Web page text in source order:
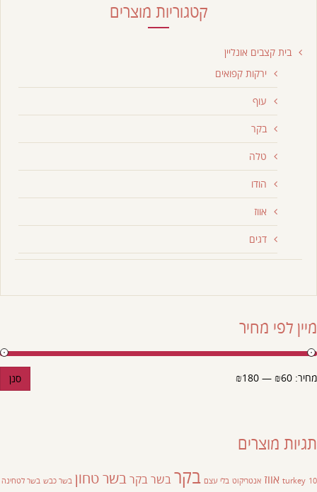
קטגוריות מוצרים
בית קצבים אונליין
ירקות קפואים
עוף
בקר
טלה
הודו
אווז
דגים
מיין לפי מחיר
סנן מחיר: ₪60
—
₪180
תגיות מוצרים
10
turkey אווז אנטריקוט בלי עצם בקרבשר בקרבשר טחון בשר כבש בשר לטחינה